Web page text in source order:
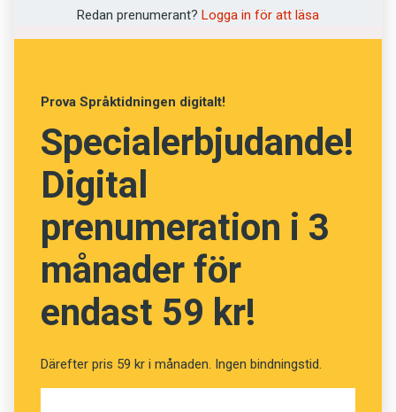
Ett versmått
NÄSTA FRÅGA
Redan prenumerant? Logga in för att läsa
Prova Språktidningen digitalt!
Specialerbjudande!
Digital
prenumeration i 3
månader för
endast 59 kr!
Därefter pris 59 kr i månaden. Ingen bindningstid.